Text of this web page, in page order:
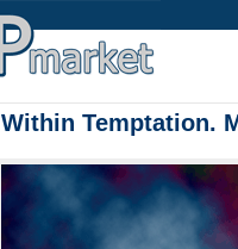
Within Temptation.